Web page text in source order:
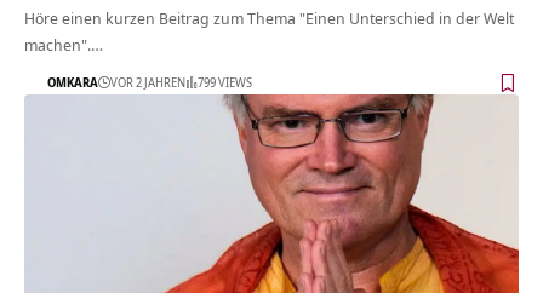
Höre einen kurzen Beitrag zum Thema "Einen Unterschied in der Welt
machen".…
OMKARA VOR 2 JAHREN 799 VIEWS